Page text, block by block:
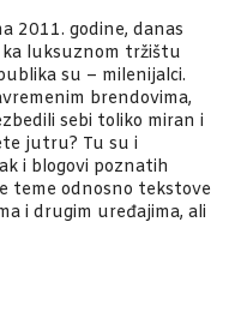
2011. godine, danas
luksuznom tržištu
su – milenijalci.
brendovima,
sebi toliko miran i
jutru? Tu su i
i blogovi poznatih
teme odnosno tekstove
i drugim uređajima, ali